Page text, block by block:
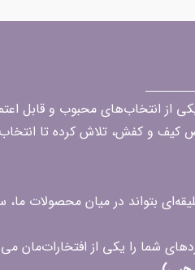
یکی از انتخاب‌های محبوب و قابل
کیف و کفش، تلاش کرده تا انتخاب
بتواند در میان محصولات